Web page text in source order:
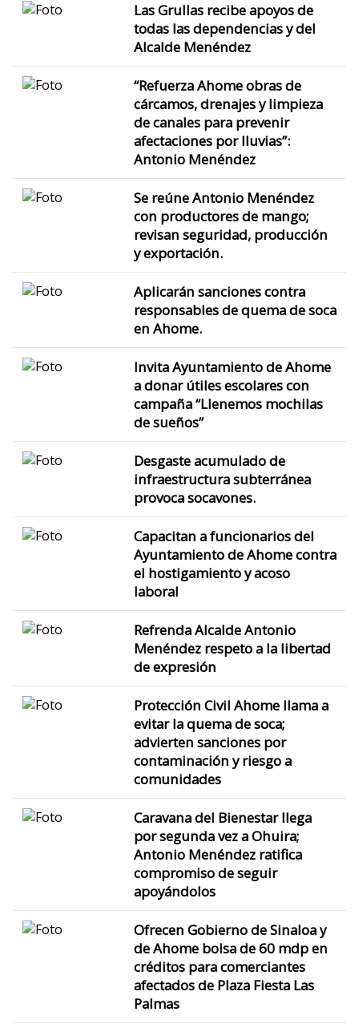
Las Grullas recibe apoyos de
todas las dependencias y del
Alcalde Menéndez
“Refuerza Ahome obras de
cárcamos, drenajes y limpieza
de canales para prevenir
afectaciones por lluvias”:
Antonio Menéndez
Se reúne Antonio Menéndez
con productores de mango;
revisan seguridad, producción
y exportación.
Aplicarán sanciones contra
responsables de quema de soca
en Ahome.
Invita Ayuntamiento de Ahome
a donar útiles escolares con
campaña “Llenemos mochilas
de sueños”
Desgaste acumulado de
infraestructura subterránea
provoca socavones.
Capacitan a funcionarios del
Ayuntamiento de Ahome contra
el hostigamiento y acoso
laboral
Refrenda Alcalde Antonio
Menéndez respeto a la libertad
de expresión
Protección Civil Ahome llama a
evitar la quema de soca;
advierten sanciones por
contaminación y riesgo a
comunidades
Caravana del Bienestar llega
por segunda vez a Ohuira;
Antonio Menéndez ratifica
compromiso de seguir
apoyándolos
Ofrecen Gobierno de Sinaloa y
de Ahome bolsa de 60 mdp en
créditos para comerciantes
afectados de Plaza Fiesta Las
Palmas